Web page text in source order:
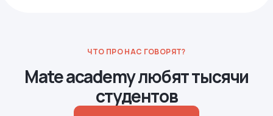
ЧТО ПРО НАС ГОВОРЯТ?
Mate academy любят тысячи
студентов